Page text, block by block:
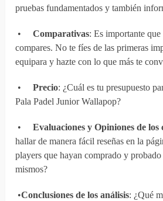
pruebas fundamentados y también
•Comparativas: Es importante
compares. No te fíes de las primeras
equipara y hazte con lo que más te
•Precio: ¿Cuál es tu presupuesto
Pala Padel Junior Wallapop?
•Evaluaciones y Opiniones de los
hallar de manera fácil reseñas en la
players que hayan comprado y
mismos?
•Conclusiones de los análisis: ¿Qué